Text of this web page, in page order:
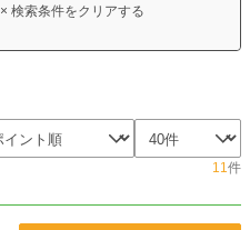
× 検索条件をクリアする
11件